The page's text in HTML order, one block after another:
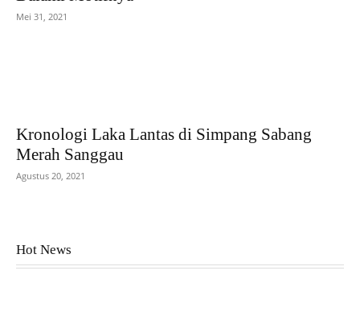
Mei 31, 2021
Kronologi Laka Lantas di Simpang Sabang
Merah Sanggau
Agustus 20, 2021
Hot News